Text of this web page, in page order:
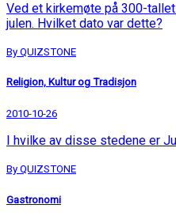
Ved et kirkemøte på 300-
julen. Hvilket dato var dette?
By QUIZSTONE
Religion, Kultur og Tradisjon
2010-10-26
I hvilke av disse stedene er
By QUIZSTONE
Gastronomi